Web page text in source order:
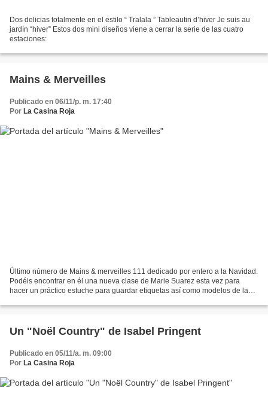
Dos delicias totalmente en el estilo “ Tralala ” Tableautin d’hiver Je suis au
jardín “hiver” Estos dos mini diseños viene a cerrar la serie de las cuatro
estaciones:
Mains & Merveilles
Publicado en 06/11/p. m. 17:40
Por La Casina Roja
Último número de Mains & merveilles 111 dedicado por entero a la Navidad.
Podéis encontrar en él una nueva clase de Marie Suarez esta vez para
hacer un práctico estuche para guardar etiquetas así como modelos de la
Un "Noël Country" de Isabel Pringent
Publicado en 05/11/a. m. 09:00
Por La Casina Roja